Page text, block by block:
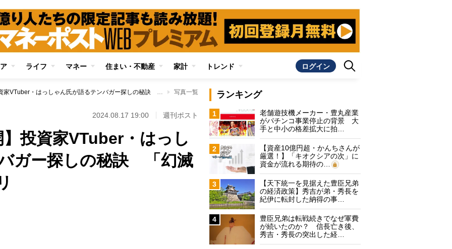
ライフ マネー 住まい・不動産 家計 トレンド ログイン
【注目5銘柄を公開】投資家VTuber・はっしゃん氏が語るテンバガー探しの秘訣 「幻滅期」銘柄に妙味アリ 写真一覧
2024.08.17 19:00 週刊ポスト
】投資家VTuber・はっし
ガー探しの秘訣 「幻滅
ランキング
1
老舗遊技機メーカー・豊丸産業
がパチンコ事業停止の背景 大
手と中小の格差拡大に拍…
2
【資産10億円超・かんちさんが
厳選！】「キオクシアの次」に
資金が流れる期待の…
3
【天下統一を見据えた豊臣兄弟
の経済政策】秀吉が弟・秀長を
紀伊に転封した納得の事…
4
豊臣兄弟は転戦続きでなぜ軍費
が続いたのか？ 信長亡き後、
秀吉・秀長の突出した経…